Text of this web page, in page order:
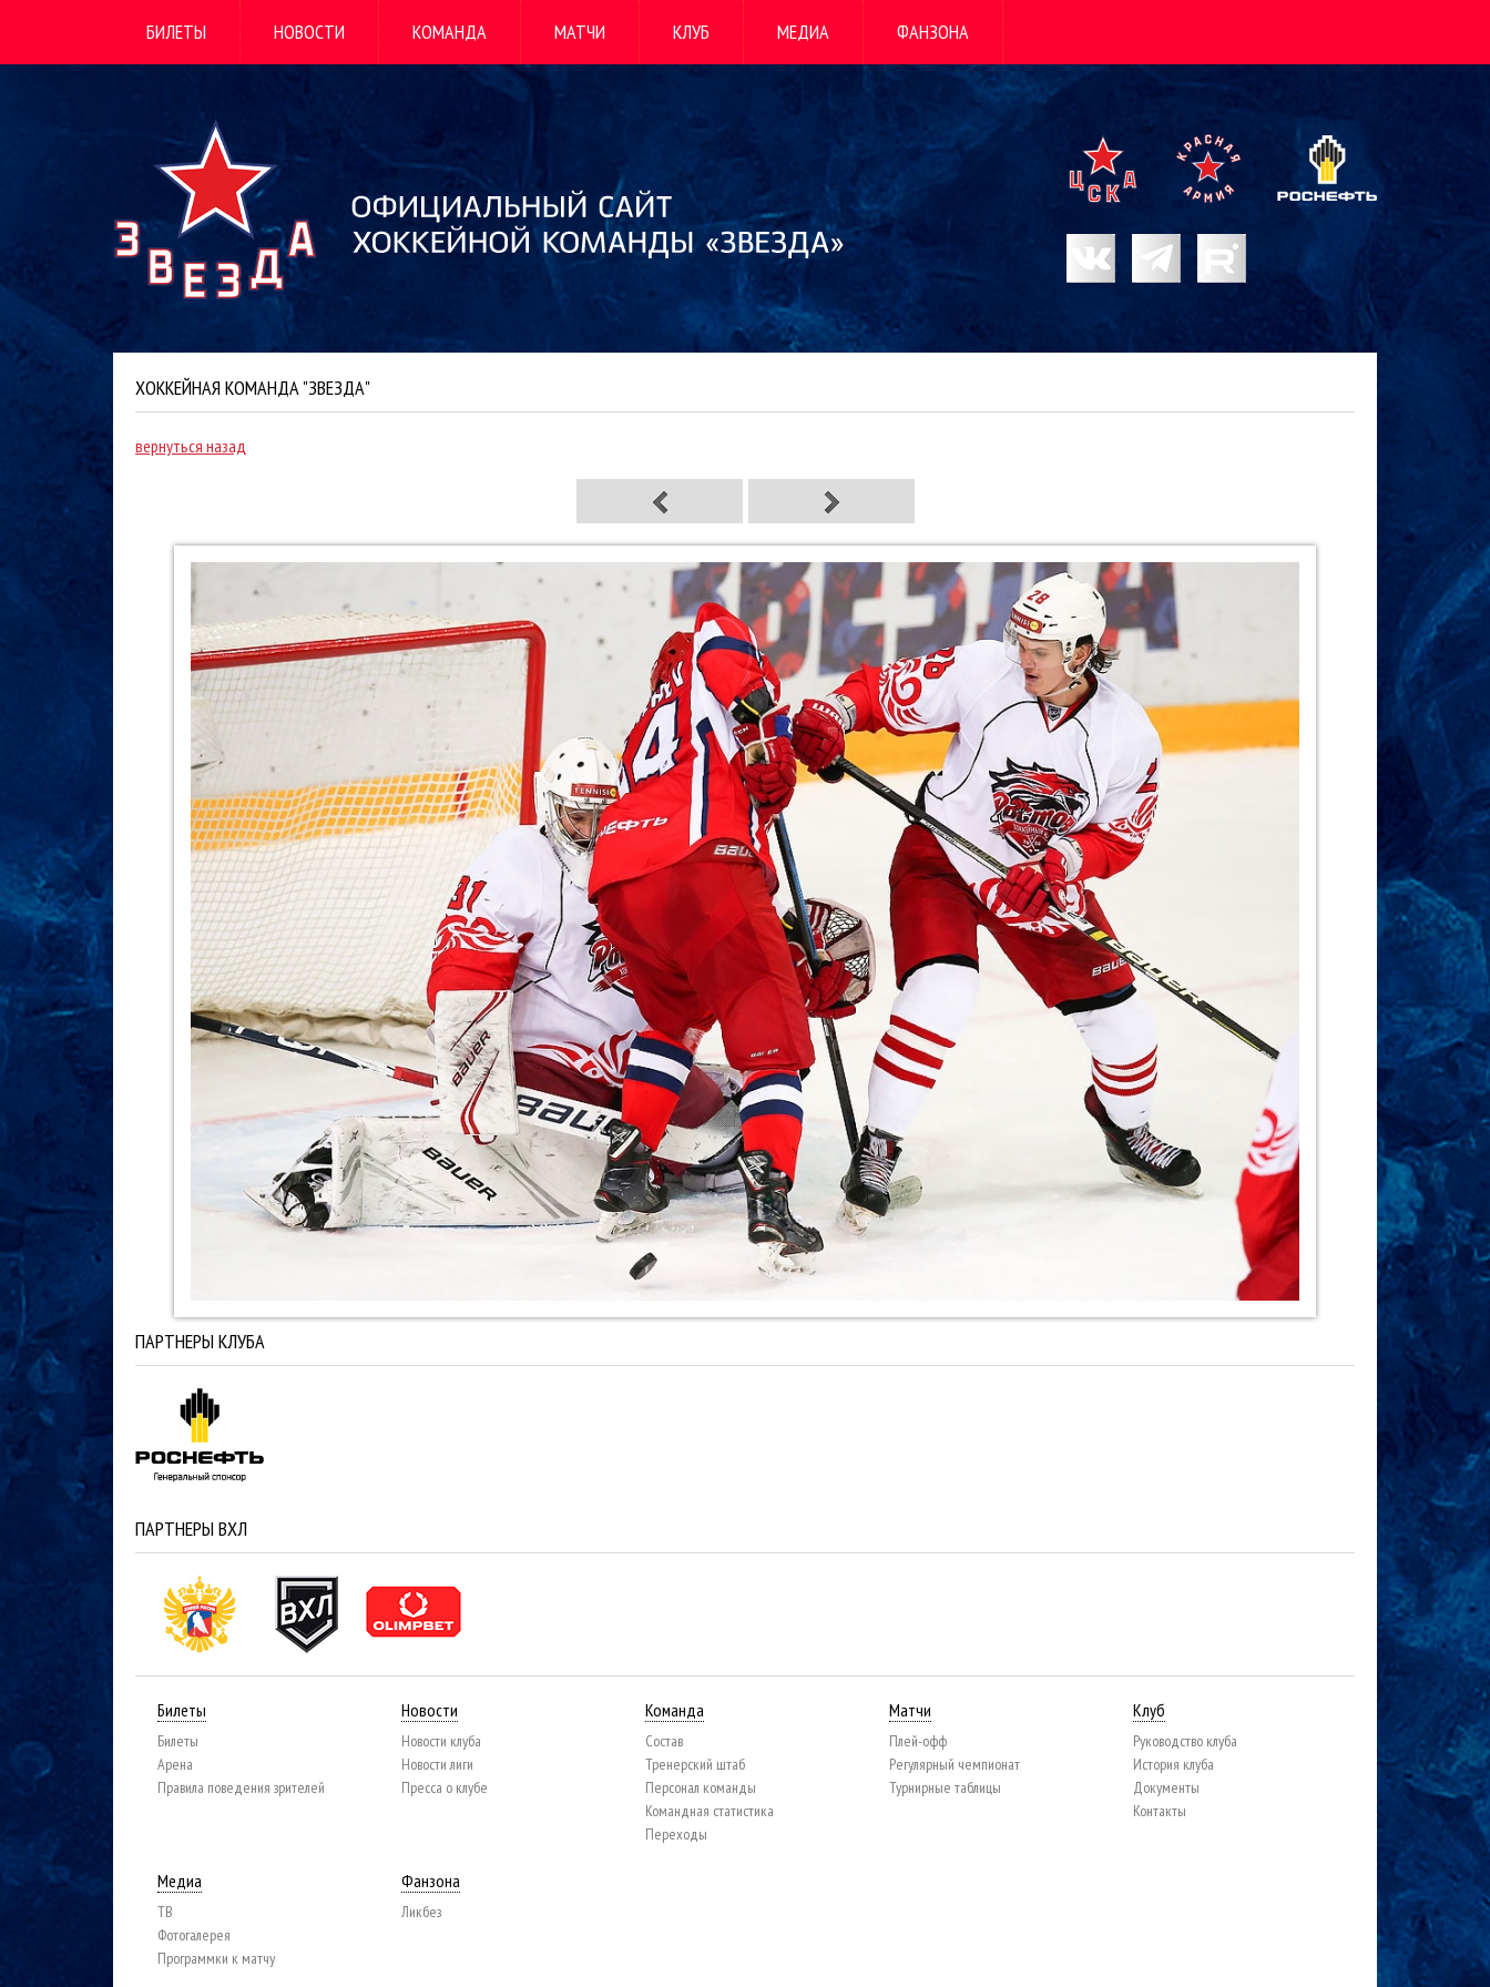
БИЛЕТЫ НОВОСТИ КОМАНДА МАТЧИ КЛУБ МЕДИА ФАНЗОНА
ХОККЕЙНАЯ КОМАНДА "ЗВЕЗДА"
вернуться назад
ПАРТНЕРЫ КЛУБА
ПАРТНЕРЫ ВХЛ
Билеты
Билеты
Арена
Правила поведения зрителей
Новости
Новости клуба
Новости лиги
Пресса о клубе
Команда
Состав
Тренерский штаб
Персонал команды
Командная статистика
Переходы
Матчи
Плей-офф
Регулярный чемпионат
Турнирные таблицы
Клуб
Руководство клуба
История клуба
Документы
Контакты
Медиа
ТВ
Фотогалерея
Программки к матчу
Фанзона
Ликбез